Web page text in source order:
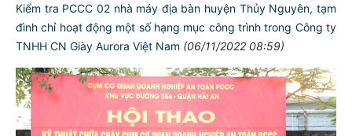
Kiểm tra PCCC 02 nhà máy địa bàn huyện Thủy Nguyên, tạm
đình chỉ hoạt động một số hạng mục công trình trong Công ty
TNHH CN Giày Aurora Việt Nam (06/11/2022 08:59)